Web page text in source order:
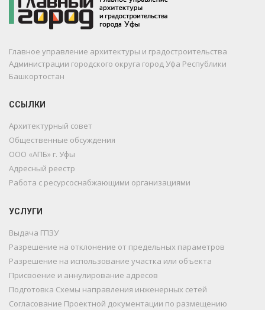
Главное управление архитектуры и градостроительства
Администрации городского округа город Уфа Республики
Башкортостан
ССЫЛКИ
Архитектурный совет
Общественные обсуждения
ООО «АПБ» г. Уфы
Адресный реестр
Работа с ресурсоснабжающими организациями
УСЛУГИ
Выдача ГПЗУ
Разрешение на отклонение от предельных параметров
Разрешение на использование участка или объекта
Присвоение и аннулирование адресов
Подготовка Схемы направления инженерных сетей
Согласование Проектной документации по размещению